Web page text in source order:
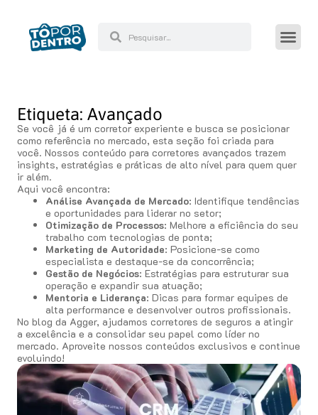
Etiqueta: Avançado
Se você já é um corretor experiente e busca se posicionar
como referência no mercado, esta seção foi criada para
você. Nossos conteúdo para corretores avançados trazem
insights, estratégias e práticas de alto nível para quem quer
ir além.
Aqui você encontra:
Análise Avançada de Mercado: Identifique tendências
e oportunidades para liderar no setor;
Otimização de Processos: Melhore a eficiência do seu
trabalho com tecnologias de ponta;
Marketing de Autoridade: Posicione-se como
especialista e destaque-se da concorrência;
Gestão de Negócios: Estratégias para estruturar sua
operação e expandir sua atuação;
Mentoria e Liderança: Dicas para formar equipes de
alta performance e desenvolver outros profissionais.
No blog da Agger, ajudamos corretores de seguros a atingir
a excelência e a consolidar seu papel como líder no
mercado. Aproveite nossos conteúdos exclusivos e continue
evoluindo!